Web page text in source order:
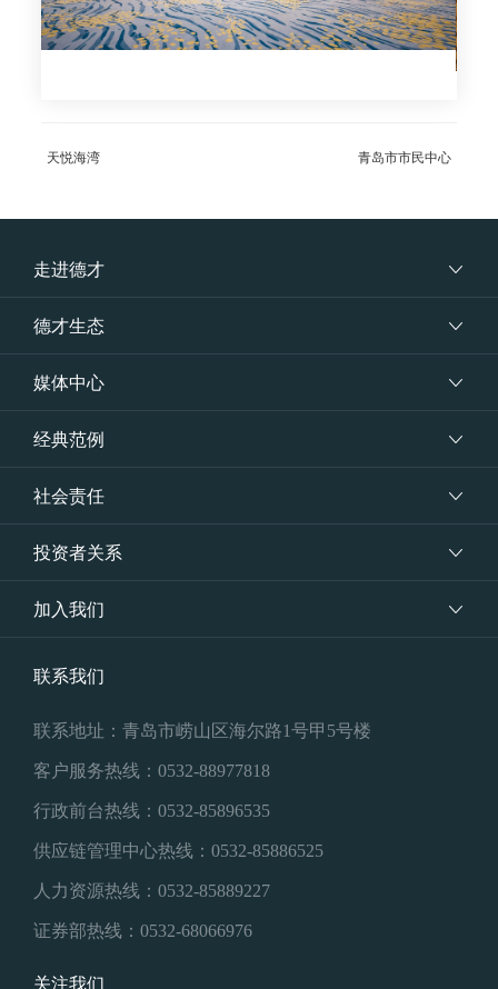
天悦海湾 青岛市市民中心
走进德才
德才生态
媒体中心
经典范例
社会责任
投资者关系
加入我们
联系我们
联系地址：青岛市崂山区海尔路1号甲5号楼
客户服务热线：0532-88977818
行政前台热线：0532-85896535
供应链管理中心热线：0532-85886525
人力资源热线：0532-85889227
证券部热线：0532-68066976
关注我们